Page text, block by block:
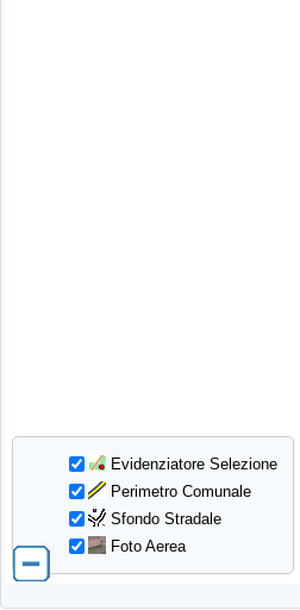
Evidenziatore Selezione
Perimetro Comunale
Sfondo Stradale
Foto Aerea